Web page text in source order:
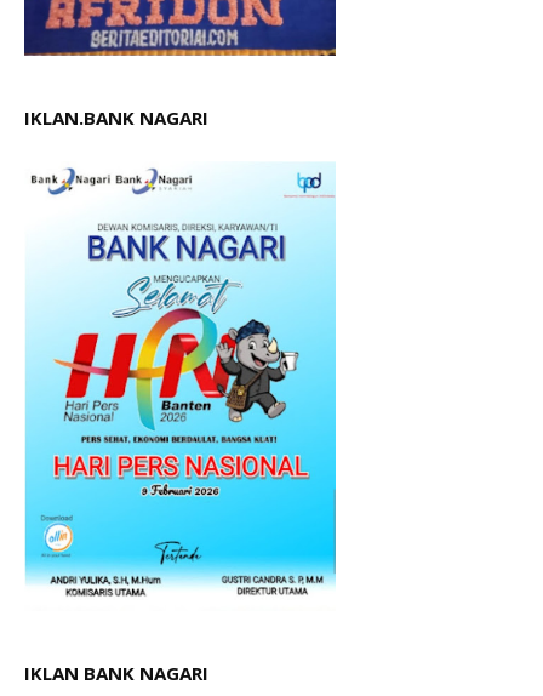
IKLAN.BANK NAGARI
IKLAN BANK NAGARI